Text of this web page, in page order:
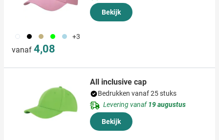
001 002 014 004 018 +3
vanaf 4,08
Bekijk
All inclusive cap
Bedrukken vanaf 25 stuks
Levering vanaf19 augustus
Bekijk